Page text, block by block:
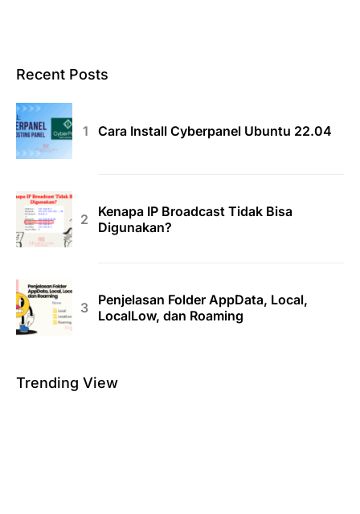
Recent Posts
Cara Install Cyberpanel Ubuntu 22.04
Kenapa IP Broadcast Tidak Bisa
Digunakan?
Penjelasan Folder AppData, Local,
LocalLow, dan Roaming
Trending View